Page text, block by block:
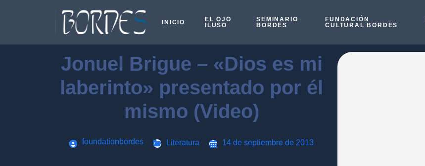
INICIO
EL OJO
ILUSO
SEMINARIO
BORDES
FUNDACIÓN
CULTURAL BORDES
Jonuel Brigue – «Dios es mi
laberinto» presentado por él
mismo (Video)
foundationbordes Literatura 14 de septiembre de 2013